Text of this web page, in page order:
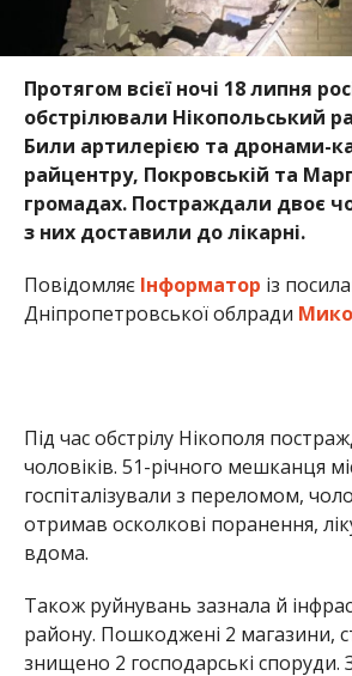
Протягом всієї ночі 18 липня
обстрілювали Нікопольський
Били артилерією та дронами-
райцентру, Покровській та
громадах. Постраждали двоє
з них доставили до лікарні.
Повідомляє Інформатор із
Дніпропетровської облради
Під час обстрілу Нікополя
чоловіків. 51-річного мешканця
госпіталізували з переломом,
отримав осколкові поранення,
вдома.
Також руйнувань зазнала й
району. Пошкоджені 2 магазини,
знищено 2 господарські споруди.